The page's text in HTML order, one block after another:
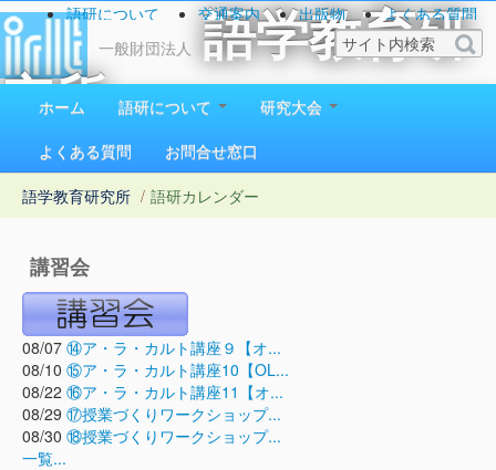
一般財団法人
語学教育研
究所
1923（大正12）年創立
語研について 交通案内 出版物
よくある質問
お問い合わせ
ホーム 語研について
研究大会
よくある質問
お問合せ窓口
語学教育研究所 / 語研カレンダー
講習会
08/07 ⑭ア・ラ・カルト講座９【オ...
08/10 ⑮ア・ラ・カルト講座10【OL...
08/22 ⑯ア・ラ・カルト講座11【オ...
08/29 ⑰授業づくりワークショップ...
08/30 ⑱授業づくりワークショップ...
一覧...